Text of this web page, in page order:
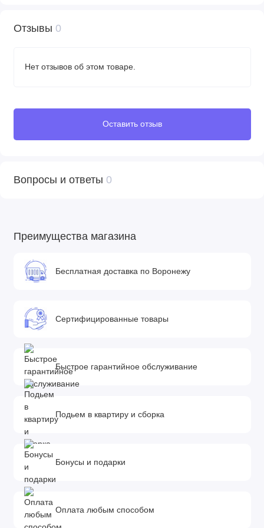
прогулку родителям и делает ее более удобной для
поверхности.
разблокированы за один раз. Разблокированные колеса
магазинов.
• Тормозная система One ClickTM
Тормозная система One ClickTM была создана для простого
безопасность.
• Гелевые колеса без проколов
Коляска оснащена полиуретановыми колесами,
изготовленными из прочного материала, который
обеспечивает комфортные прогулки, без опасений
проколоть шину. Колеса меньшего диаметра экономят
место при хранении в ограниченном пространстве. Все
колеса имеют подшипники, гарантирующие долгий срок
службы.
• Открытая корзина для покупок
Открытая корзина для покупок обеспечивает
дополнительное место для хранения всех необходимых
дорожных принадлежностей и предметов.
Комплектация
Отзывы 0
Нет отзывов об этом товаре.
Оставить отзыв
Вопросы и ответы 0
Преимущества магазина
Бесплатная доставка по Воронежу
Сертифицированные товары
Быстрое гарантийное обслуживание
Подьем в квартиру и сборка
Бонусы и подарки
Оплата любым способом